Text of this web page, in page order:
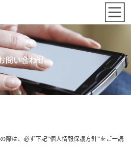
問い合わせ
際は、必ず下記”個人情報保護方針”をご一読